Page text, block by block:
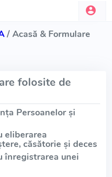
/ Acasă & Formulare
folosite de
Persoanelor și
eliberarea
căsătorie și deces
înregistrarea unei